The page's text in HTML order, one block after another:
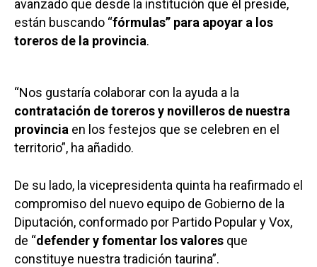
avanzado que desde la institución que él preside,
están buscando “fórmulas” para apoyar a los
toreros de la provincia.
“Nos gustaría colaborar con la ayuda a la
contratación de toreros y novilleros de nuestra
provincia en los festejos que se celebren en el
territorio”, ha añadido.
De su lado, la vicepresidenta quinta ha reafirmado el
compromiso del nuevo equipo de Gobierno de la
Diputación, conformado por Partido Popular y Vox,
de “defender y fomentar los valores que
constituye nuestra tradición taurina”.